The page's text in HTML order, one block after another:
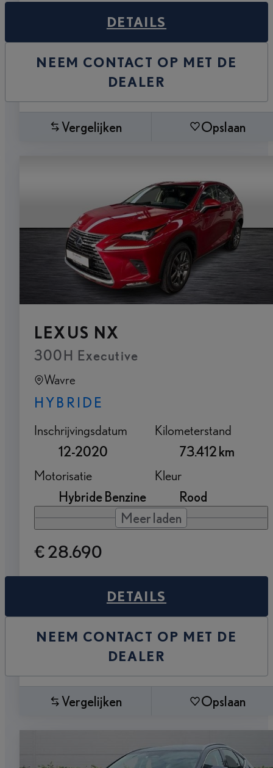
DETAILS
NEEM CONTACT OP MET DE
DEALER
Vergelijken Opslaan
LEXUS NX
300H Executive
Wavre
HYBRIDE
Inschrijvingsdatum
12-2020
Kilometerstand
73.412 km
Motorisatie
Hybride Benzine
Kleur
Rood
Meer laden
€ 28.690
DETAILS
NEEM CONTACT OP MET DE
DEALER
Vergelijken Opslaan